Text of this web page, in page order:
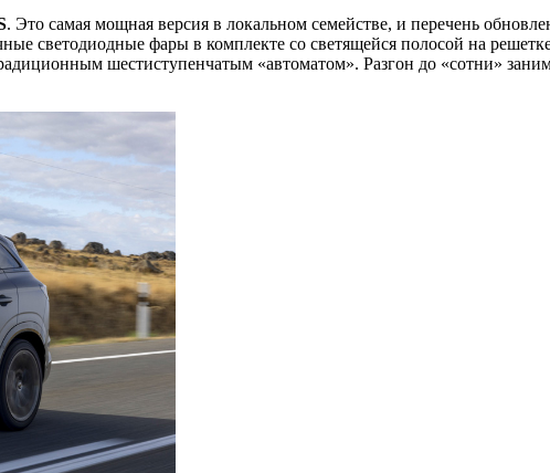
. Это самая мощная версия в локальном семействе, и перечень
светодиодные фары в комплекте со светящейся полосой на
шестиступенчатым «автоматом». Разгон до «сотни»